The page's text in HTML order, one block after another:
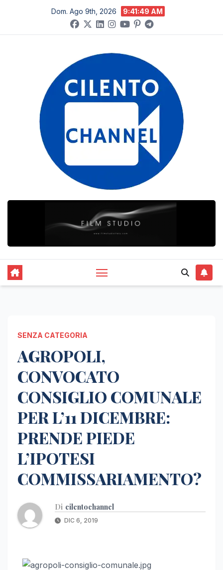
contenuto
Dom. Ago 9th, 2026 9:41:50 AM
SENZA CATEGORIA
AGROPOLI,
CONVOCATO
CONSIGLIO COMUNALE
PER L’11 DICEMBRE:
PRENDE PIEDE
L’IPOTESI
COMMISSARIAMENTO?
Di cilentochannel
DIC 6, 2019